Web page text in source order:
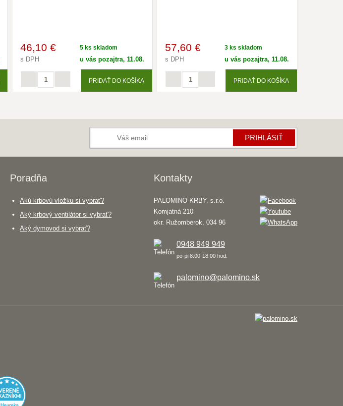
46,10 €
s DPH
5 ks skladom
u vás pozajtra, 11.08.
PRIDAŤ DO KOŠÍKA
57,60 €
s DPH
3 ks skladom
u vás pozajtra, 11.08.
PRIDAŤ DO KOŠÍKA
PRIHLÁSIŤ
Poradňa
Akú krbovú vložku si vybrať?
Aký krbový ventilátor si vybrať?
Aký dymovod si vybrať?
Kontakty
PALOMINO KRBY, s.r.o.
Komjatná 210
okr. Ružomberok, 034 96
0948 949 949
po-pi 8:00-18:00 hod.
palomino@palomino.sk